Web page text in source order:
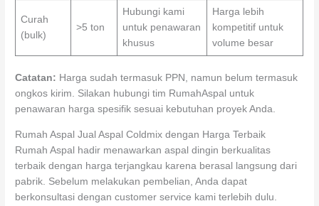
Curah
(bulk)
>5 ton
Hubungi kami
untuk penawaran
khusus
Harga lebih
kompetitif untuk
volume besar
Catatan: Harga sudah termasuk PPN, namun belum termasuk
ongkos kirim. Silakan hubungi tim RumahAspal untuk
penawaran harga spesifik sesuai kebutuhan proyek Anda.
Rumah Aspal Jual Aspal Coldmix dengan Harga Terbaik
Rumah Aspal hadir menawarkan aspal dingin berkualitas
terbaik dengan harga terjangkau karena berasal langsung dari
pabrik. Sebelum melakukan pembelian, Anda dapat
berkonsultasi dengan customer service kami terlebih dulu.